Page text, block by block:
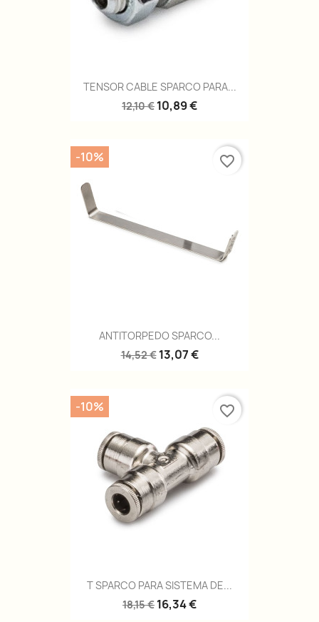
TENSOR CABLE SPARCO PARA...
12,10 € 10,89 €
ANTITORPEDO SPARCO...
14,52 € 13,07 €
-10% favorite_border
T SPARCO PARA SISTEMA DE...
18,15 € 16,34 €
-10% favorite_border